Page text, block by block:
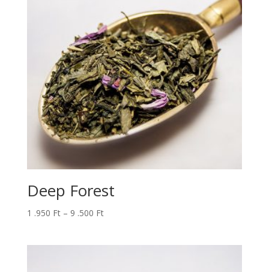
Deep Forest
1 .950 Ft – 9 .500 FtÁrtartomány: